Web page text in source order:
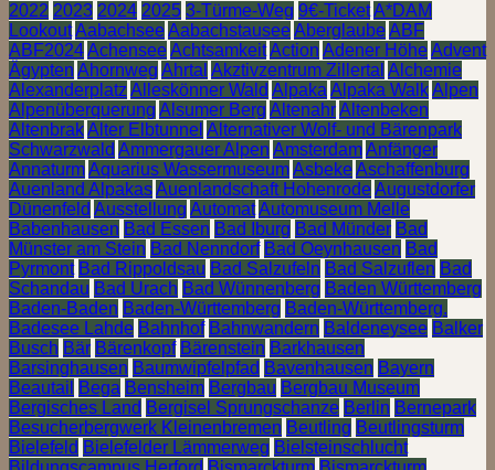
2022 2023 2024 2025 3-Türme-Weg 9€-TicketA*DAM
LookoutAabachseeAabachstauseeAberglaubeABF
ABF2024AchenseeAchtsamkeitAction Adener HöheAdvent
Ägypten Ahornweg Ahrtal Akztivzentrum Zillertal Alchemie
Alexanderplatz Alleskönner Wald Alpaka Alpaka WalkAlpen
Alpenüberquerung Alsumer Berg AltenahrAltenbeken
AltenbrakAlter Elbtunnel Alternativer Wolf- und Bärenpark
Schwarzwald Ammergauer Alpen AmsterdamAnfänger
AnnaturmAquarius WassermuseumAsbekeAschaffenburg
Auenland AlpakasAuenlandschaft HohenrodeAugustdorfer
Dünenfeld Ausstellung AutomatAutomuseum Melle
Babenhausen Bad Essen Bad Iburg Bad Münder Bad
Münster am Stein Bad Nenndorf Bad Oeynhausen Bad
Pyrmont Bad Rippoldsau Bad Salzufeln Bad Salzuflen Bad
Schandau Bad Urach Bad Wünnenberg Baden Württemberg
Baden-Baden Baden-Württemberg Baden-Württemberg.
Badesee Lahde Bahnhof Bahnwandern Baldeneysee Balker
Busch Bär Bärenkopf Bärenstein Barkhausen
Barsinghausen Baumwipfelpfad Bavenhausen Bayern
Beautail
Bega Bensheim Bergbau Bergbau Museum
Bergisches Land Bergisel Sprungschanze Berlin Bernepark
Besucherbergwerk Kleinenbremen Beutling Beutlingsturm
Bielefeld Bielefelder Lämmerweg Bielsteinschlucht